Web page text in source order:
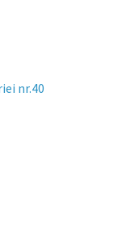
nr.40